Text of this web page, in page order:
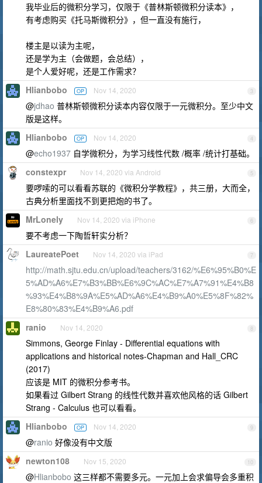
我毕业后的微积分学习，仅限于《普林斯顿微积分读本》，
有考虑购买《托马斯微积分》，但一直没有施行，
楼主是以读为主呢，
还是学为主（会做题，会总结），
是个人爱好呢，还是工作需求？
3
Hlianbobo OP Nov 14, 2020
@jdhao 普林斯顿微积分读本内容仅限于一元微积分。至少中文
版是这样。
4
Hlianbobo OP Nov 14, 2020
@echo1937 自学微积分，为学习线性代数 /概率 /统计打基础。
5
constexpr Nov 14, 2020 via Android
要啰嗦的可以看看苏联的《微积分学教程》，共三册，大而全，
古典分析里面找不到更把炮的书了。
6
MrLonely Nov 14, 2020 via iPhone
要不考虑一下陶哲轩实分析？
7
LaureatePoet Nov 14, 2020 via iPad
http://math.sjtu.edu.cn/upload/teachers/3162/%E6%95%B0%E
5%AD%A6%E7%B3%BB%E6%9C%AC%E7%A7%91%E4%B8
%93%E4%B8%9A%E5%AD%A6%E4%B9%A0%E5%8F%82%
E8%80%83%E4%B9%A6.pdf
8
ranio Nov 14, 2020
Simmons, George Finlay - Differential equations with
applications and historical notes-Chapman and Hall_CRC
(2017)
应该是 MIT 的微积分参考书。
如果看过 Gilbert Strang 的线性代数并喜欢他风格的话 Gilbert
Strang - Calculus 也可以看看。
9
Hlianbobo OP Nov 14, 2020
@ranio 好像没有中文版
10
newton108 Nov 15, 2020
@Hlianbobo 这三样都不需要多元。一元加上会求偏导会多重积